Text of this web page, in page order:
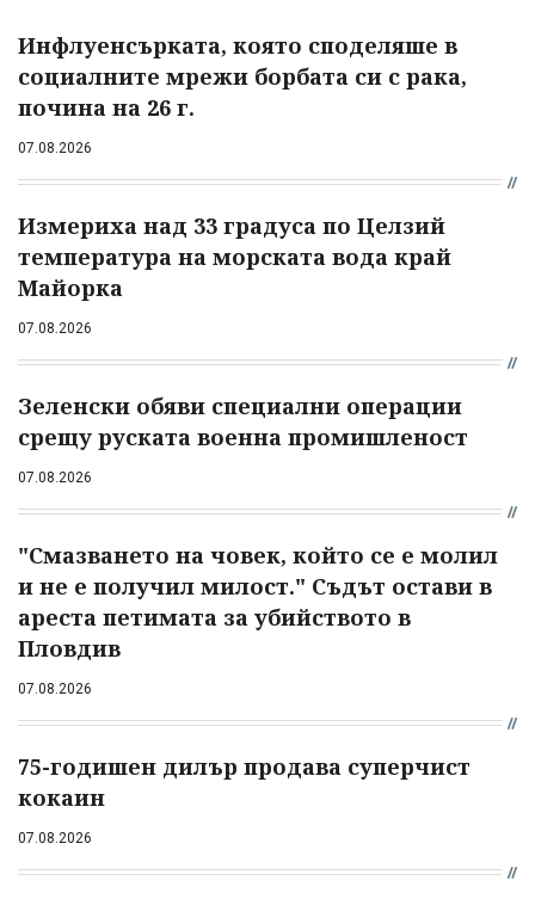
Инфлуенсърката, която споделяше в
социалните мрежи борбата си с рака,
почина на 26 г.
07.08.2026
Измериха над 33 градуса по Целзий
температура на морската вода край
Майорка
07.08.2026
Зеленски обяви специални операции
срещу руската военна промишленост
07.08.2026
"Смазването на човек, който се е молил
и не е получил милост." Съдът остави в
ареста петимата за убийството в
Пловдив
07.08.2026
75-годишен дилър продава суперчист
кокаин
07.08.2026